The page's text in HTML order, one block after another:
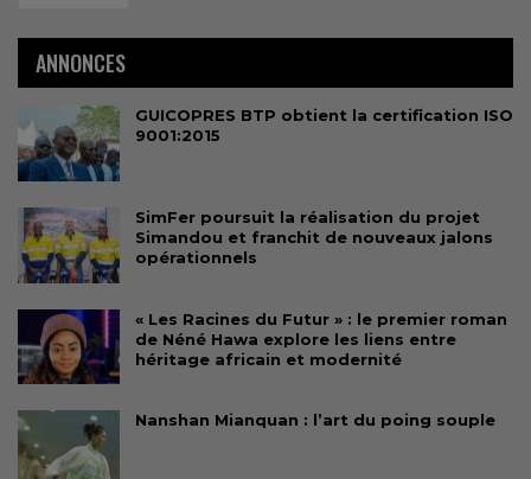
ANNONCES
GUICOPRES BTP obtient la certification ISO
9001:2015
SimFer poursuit la réalisation du projet
Simandou et franchit de nouveaux jalons
opérationnels
« Les Racines du Futur » : le premier roman
de Néné Hawa explore les liens entre
héritage africain et modernité
Nanshan Mianquan : l’art du poing souple